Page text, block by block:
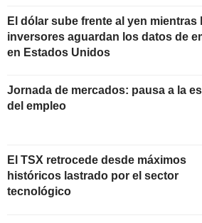
El dólar sube frente al yen mientras
inversores aguardan los datos de
en Estados Unidos
Jornada de mercados: pausa a la
del empleo
El TSX retrocede desde máximos
históricos lastrado por el sector
tecnológico